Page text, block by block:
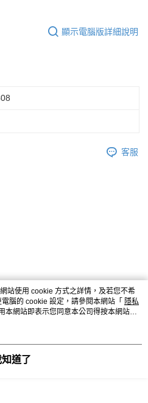
顯示電腦版詳細說明
客服
站使用 cookie 方式之詳情，及若您不希
腦的 cookie 設定，請參閱本網站「 隱私
本網站即表示您同意本公司得按本網站使
道了